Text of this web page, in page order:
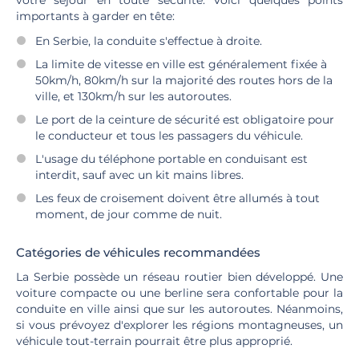
importants à garder en tête:
En Serbie, la conduite s'effectue à droite.
La limite de vitesse en ville est généralement fixée à
50km/h, 80km/h sur la majorité des routes hors de la
ville, et 130km/h sur les autoroutes.
Le port de la ceinture de sécurité est obligatoire pour
le conducteur et tous les passagers du véhicule.
L'usage du téléphone portable en conduisant est
interdit, sauf avec un kit mains libres.
Les feux de croisement doivent être allumés à tout
moment, de jour comme de nuit.
Catégories de véhicules recommandées
La Serbie possède un réseau routier bien développé. Une
voiture compacte ou une berline sera confortable pour la
conduite en ville ainsi que sur les autoroutes. Néanmoins,
si vous prévoyez d'explorer les régions montagneuses, un
véhicule tout-terrain pourrait être plus approprié.